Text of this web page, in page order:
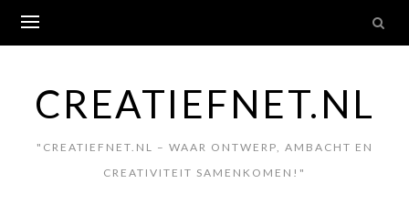
content
CREATIEFNET.NL
"CREATIEFNET.NL – WAAR ONTWERP, AMBACHT EN
CREATIVITEIT SAMENKOMEN!"